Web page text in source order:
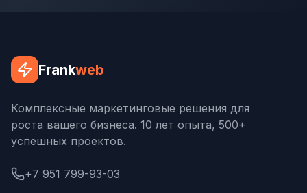
LinkedIn
Почтовые рассылки
A/B тестирование
Frankweb
Комплексные маркетинговые решения для
роста вашего бизнеса. 10 лет опыта, 500+
успешных проектов.
+7 951 799-93-03